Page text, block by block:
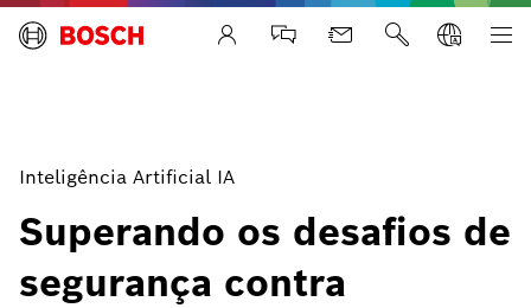
Life Safety Systems
Inteligência Artificial IA
Superando os desafios de
segurança contra